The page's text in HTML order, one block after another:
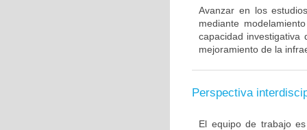
Avanzar en los
mediante
capacidad
mejoramiento de la
Perspectiva
El equipo de trabajo